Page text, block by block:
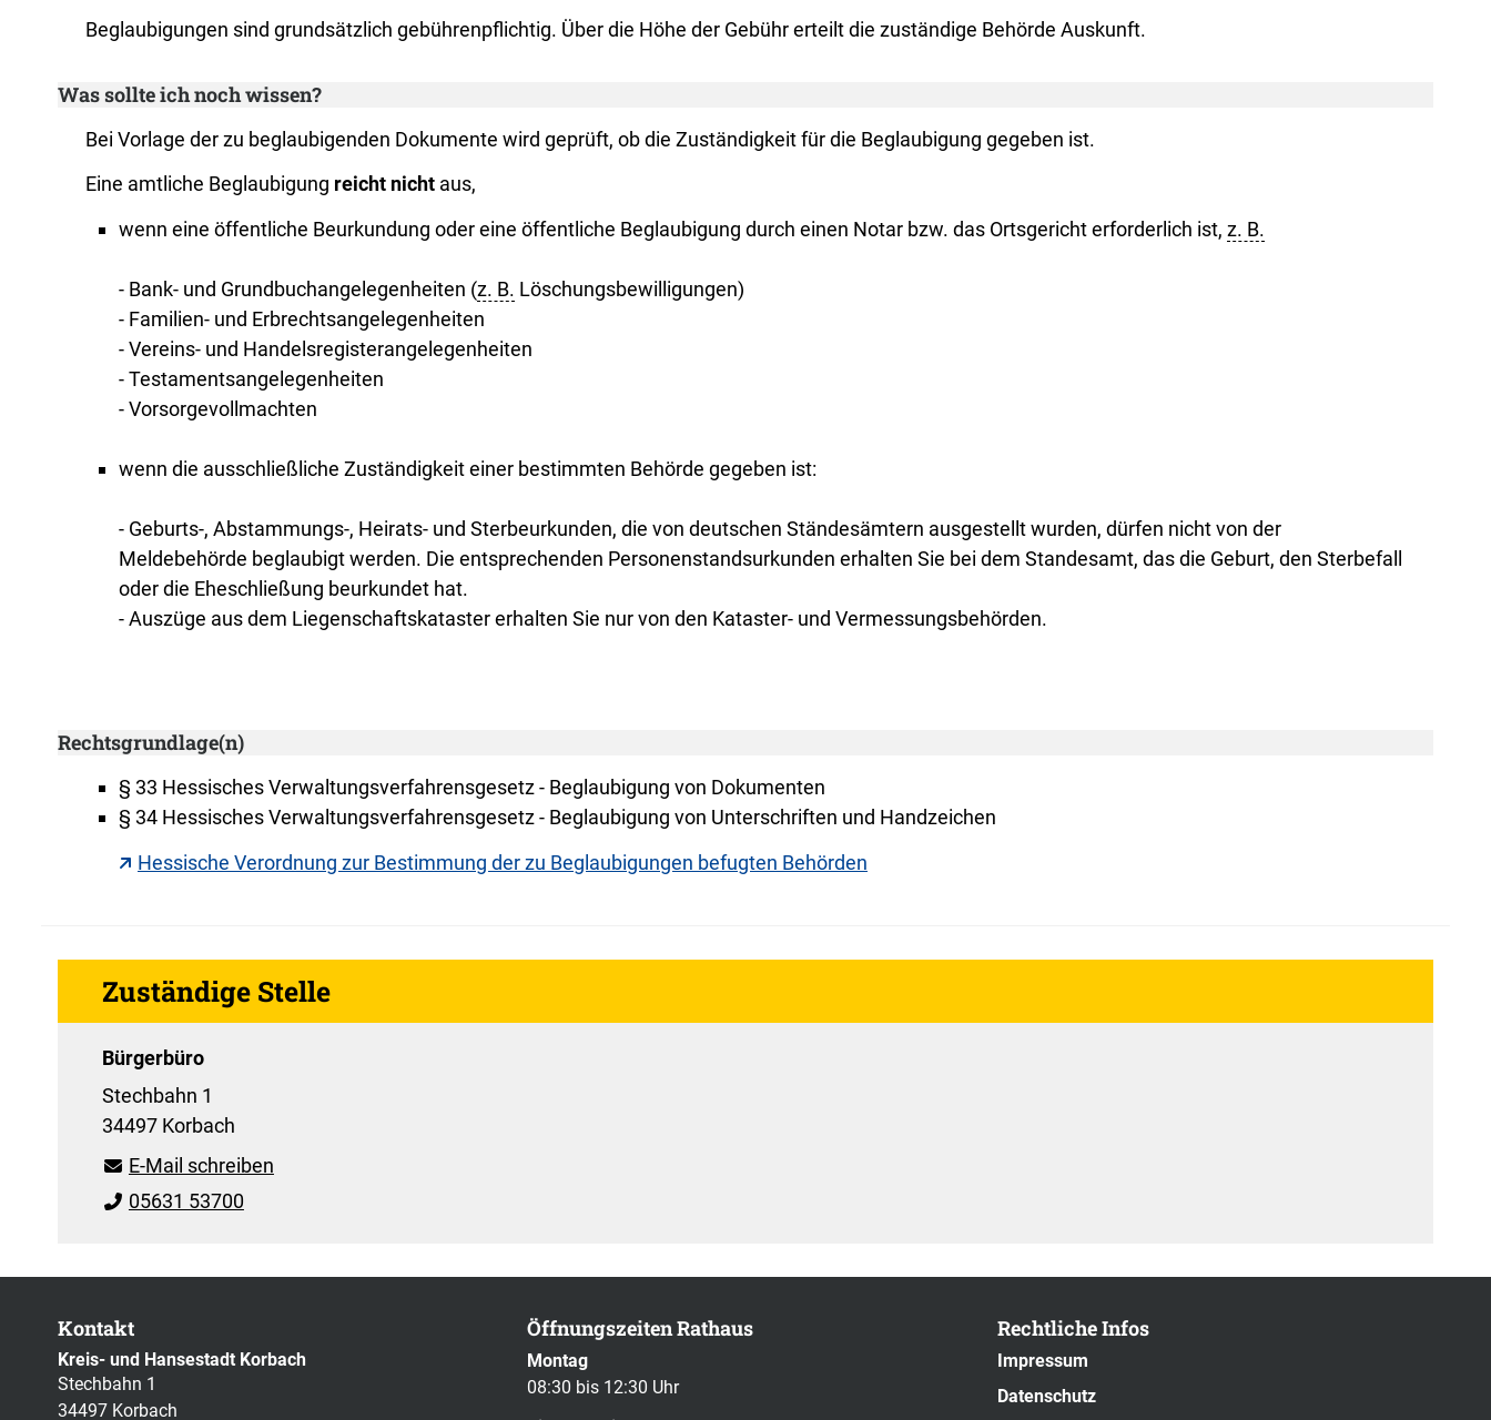
Beglaubigungen sind grundsätzlich gebührenpflichtig. Über die Höhe der Gebühr erteilt die zuständige Behörde Auskunft.
Was sollte ich noch wissen?
Bei Vorlage der zu beglaubigenden Dokumente wird geprüft, ob die Zuständigkeit für die Beglaubigung gegeben ist.
Eine amtliche Beglaubigung reicht nicht aus,
wenn eine öffentliche Beurkundung oder eine öffentliche Beglaubigung durch einen Notar bzw. das Ortsgericht erforderlich ist, z. B.
- Bank- und Grundbuchangelegenheiten (z. B. Löschungsbewilligungen)
- Familien- und Erbrechtsangelegenheiten
- Vereins- und Handelsregisterangelegenheiten
- Testamentsangelegenheiten
- Vorsorgevollmachten
wenn die ausschließliche Zuständigkeit einer bestimmten Behörde gegeben ist:
- Geburts-, Abstammungs-, Heirats- und Sterbeurkunden, die von deutschen Ständesämtern ausgestellt wurden, dürfen nicht von der
Meldebehörde beglaubigt werden. Die entsprechenden Personenstandsurkunden erhalten Sie bei dem Standesamt, das die Geburt, den Sterbefall
oder die Eheschließung beurkundet hat.
- Auszüge aus dem Liegenschaftskataster erhalten Sie nur von den Kataster- und Vermessungsbehörden.
Rechtsgrundlage(n)
§ 33 Hessisches Verwaltungsverfahrensgesetz - Beglaubigung von Dokumenten
§ 34 Hessisches Verwaltungsverfahrensgesetz - Beglaubigung von Unterschriften und Handzeichen
Hessische Verordnung zur Bestimmung der zu Beglaubigungen befugten Behörden
Zuständige Stelle
Bürgerbüro
Stechbahn 1
34497 Korbach
E-Mail schreiben
05631 53700
Kontakt
Kreis- und Hansestadt Korbach
Stechbahn 1
34497 Korbach
Öffnungszeiten Rathaus
Montag
08:30 bis 12:30 Uhr
Rechtliche Infos
Impressum
Datenschutz